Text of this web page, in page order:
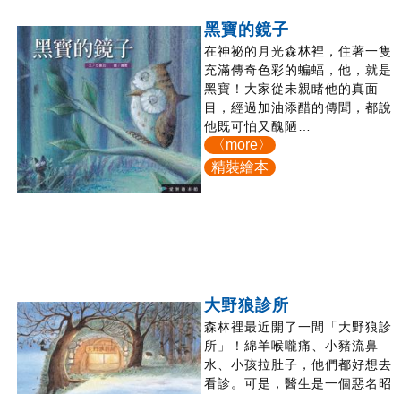
黑寶的鏡子
在神祕的月光森林裡，住著一隻
充滿傳奇色彩的蝙蝠，他，就是
黑寶！大家從未親睹他的真面
目，經過加油添醋的傳聞，都說
他既可怕又醜陋…
〈more〉
精裝繪本
大野狼診所
森林裡最近開了一間「大野狼診
所」！綿羊喉嚨痛、小豬流鼻
水、小孩拉肚子，他們都好想去
看診。可是，醫生是一個惡名昭